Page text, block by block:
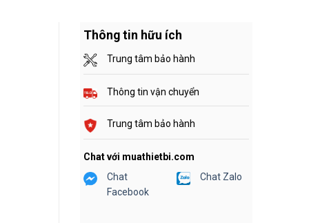
Thông tin hữu ích
Trung tâm bảo hành
Thông tin vận chuyển
Trung tâm bảo hành
Chat với muathietbi.com
Chat
Facebook
Chat Zalo